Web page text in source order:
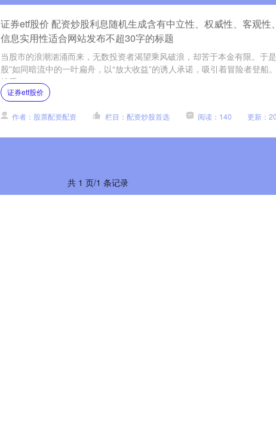
证券etf股价 配资炒股利息随机生成含有中立性、权威性、客观性
信息实用性适合网站发布不超30字的标题
当股市的浪潮汹涌而来，无数投资者渴望乘风破浪，却苦于本金有限。于
股”如同暗流中的一叶扁舟，以“放大收益”的诱人承诺，吸引着冒险者登船
艘看....
证券etf股价
作者：股票配资配资 栏目：配资炒股首选 阅读：140 更新：
共 1 页/1 条记录